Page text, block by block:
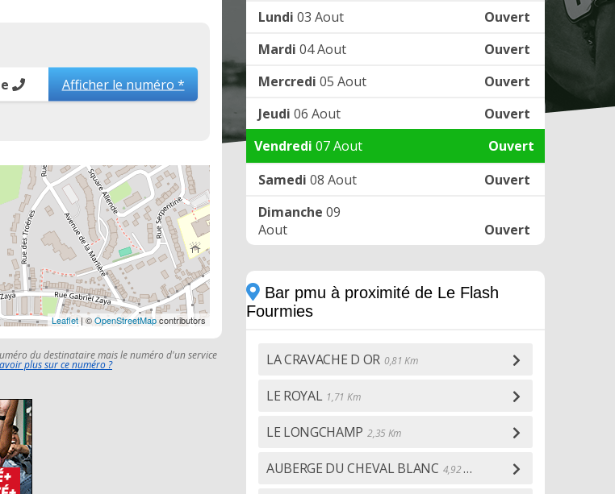
Afficher le numéro *
Leaflet | ©OpenStreetMapcontributors
du destinataire mais le numéro d'un service
plus sur ce numéro ?
Lundi 03 Aout
Ouvert
Mardi 04 Aout
Ouvert
Mercredi 05 Aout
Ouvert
Jeudi 06 Aout
Ouvert
Vendredi 07 Aout
Ouvert
Samedi 08 Aout
Ouvert
Dimanche 09
Aout
Ouvert
Bar pmu à proximité de Le Flash
Fourmies
LA CRAVACHE D OR 0,81 Km
LE ROYAL 1,71 Km
LE LONGCHAMP 2,35 Km
AUBERGE DU CHEVAL BLANC 4,92 Km